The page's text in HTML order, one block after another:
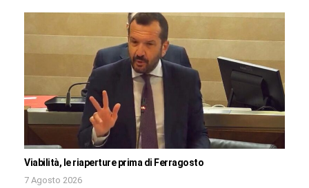
Viabilità, le riaperture prima di Ferragosto
7 Agosto 2026